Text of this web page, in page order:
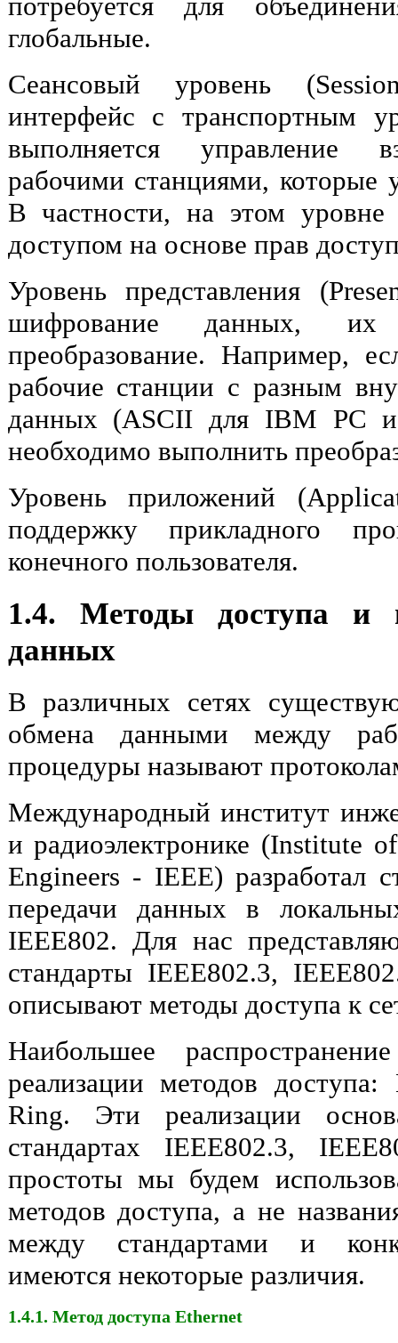
глобальные.
Сеансовый уровень
интерфейс с транспортным
выполняется управление
рабочими станциями, которые
В частности, на этом уровне
доступом на основе прав
Уровень представления
шифрование данных,
преобразование. Например,
рабочие станции с разным
данных (ASCII для IBM PC
необходимо выполнить
Уровень приложений
поддержку прикладного
конечного пользователя.
1.4. Методы доступа и
данных
В различных сетях
обмена данными между
процедуры называют
Международный институт
и радиоэлектронике (Institute
Engineers - IEEE) разработал
передачи данных в
IEEE802. Для нас
стандарты IEEE802.3,
описывают методы доступа к
Наибольшее
реализации методов
Ring. Эти реализации
стандартах IEEE802.3,
простоты мы будем
методов доступа, а не
между стандартами и
имеются некоторые различия.
1.4.1. Метод доступа Ethernet